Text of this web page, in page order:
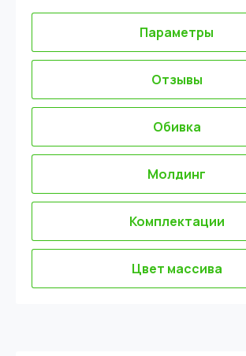
Параметры
Отзывы
Обивка
Молдинг
Комплектации
Цвет массива